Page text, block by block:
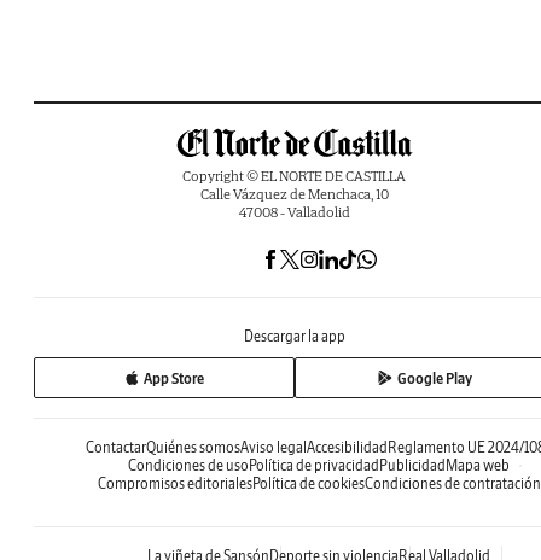
Copyright © EL NORTE DE CASTILLA
Calle Vázquez de Menchaca, 10
47008 - Valladolid
Descargar la app
App Store Google Play
ContactarQuiénes somosAviso legal Accesibilidad Reglamento UE 2024/
Condiciones de uso Política de privacidad Publicidad Mapa web
Compromisos editorialesPolítica de cookiesCondiciones de contratación
La viñeta de Sansón Deporte sin violencia Real Valladolid